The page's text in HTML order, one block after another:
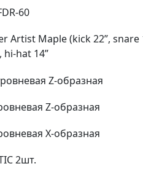
60
Artist Maple (kick 22”, snare
hi-hat 14”
Z-образная
Z-образная
X-образная
2шт.